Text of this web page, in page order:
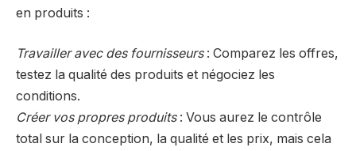
en produits :
Travailler avec des fournisseurs: Comparez les offres,
testez la qualité des produits et négociez les
conditions.
Créer vos propres produits: Vous aurez le contrôle
total sur la conception, la qualité et les prix, mais cela